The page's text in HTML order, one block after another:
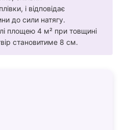
і відповідає
до сили натягу.
площею 4 м² при товщині
становитиме 8 см.